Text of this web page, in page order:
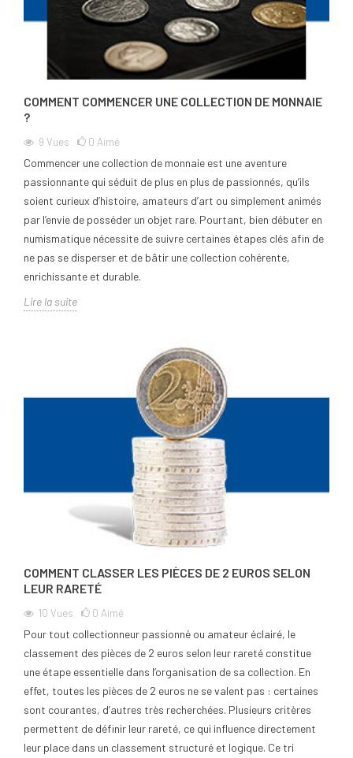
COMMENT COMMENCER UNE COLLECTION DE MONNAIE
?
9 Vues 0 Aimé
Commencer une collection de monnaie est une aventure
passionnante qui séduit de plus en plus de passionnés, qu’ils
soient curieux d’histoire, amateurs d’art ou simplement animés
par l’envie de posséder un objet rare. Pourtant, bien débuter en
numismatique nécessite de suivre certaines étapes clés afin de
ne pas se disperser et de bâtir une collection cohérente,
enrichissante et durable.
Lire la suite
COMMENT CLASSER LES PIÈCES DE 2 EUROS SELON
LEUR RARETÉ
10 Vues 0 Aimé
Pour tout collectionneur passionné ou amateur éclairé, le
classement des pièces de 2 euros selon leur rareté constitue
une étape essentielle dans l’organisation de sa collection. En
effet, toutes les pièces de 2 euros ne se valent pas : certaines
sont courantes, d’autres très recherchées. Plusieurs critères
permettent de définir leur rareté, ce qui influence directement
leur place dans un classement structuré et logique. Ce tri